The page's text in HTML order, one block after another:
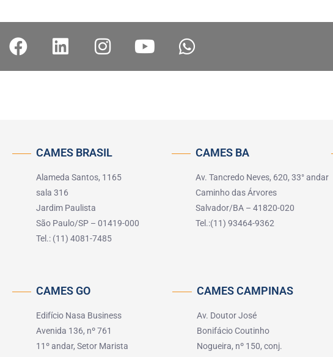
CAMES BRASIL
Alameda Santos, 1165
sala 316
Jardim Paulista
São Paulo/SP – 01419-000
Tel.: (11) 4081-7485
CAMES BA
Av. Tancredo Neves, 620, 33° andar
Caminho das Árvores
Salvador/BA – 41820-020
Tel.:(11) 93464-9362
CAMES GO
Edifício Nasa Business
Avenida 136, nº 761
11º andar, Setor Marista
CAMES CAMPINAS
Av. Doutor José
Bonifácio Coutinho
Nogueira, nº 150, conj.